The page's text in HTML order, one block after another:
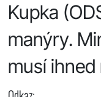
Kupka
manýry.
musí